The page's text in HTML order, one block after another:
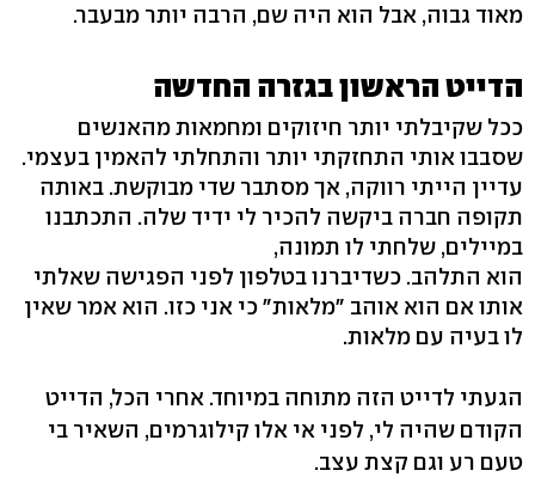
מאוד גבוה, אבל הוא היה שם, הרבה יותר מבעבר.
הדייט הראשון בגזרה החדשה
ככל שקיבלתי יותר חיזוקים ומחמאות מהאנשים
שסבבו אותי התחזקתי יותר והתחלתי להאמין בעצמי.
עדיין הייתי רווקה, אך מסתבר שדי מבוקשת. באותה
תקופה חברה ביקשה להכיר לי ידיד שלה. התכתבנו
במיילים, שלחתי לו תמונה,
הוא התלהב. כשדיברנו בטלפון לפני הפגישה שאלתי
אותו אם הוא אוהב "מלאות" כי אני כזו. הוא אמר שאין
לו בעיה עם מלאות.
הגעתי לדייט הזה מתוחה במיוחד. אחרי הכל, הדייט
הקודם שהיה לי, לפני אי אלו קילוגרמים, השאיר בי
טעם רע וגם קצת עצב.